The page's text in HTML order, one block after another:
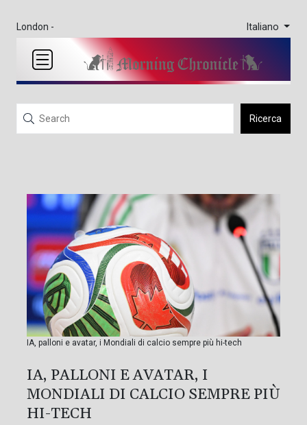
London - Italiano
Ricerca
IA, palloni e avatar, i Mondiali di calcio sempre più hi-tech
IA, PALLONI E AVATAR, I
MONDIALI DI CALCIO SEMPRE PIÙ
HI-TECH